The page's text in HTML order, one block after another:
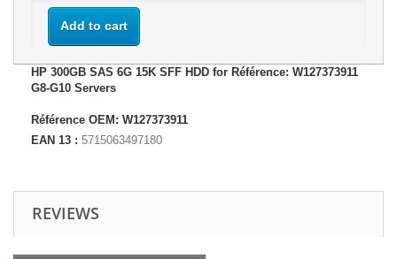
Add to cart
HP 300GB SAS 6G 15K SFF HDD for Référence: W127373911
G8-G10 Servers
Référence OEM: W127373911
EAN 13 : 5715063497180
REVIEWS